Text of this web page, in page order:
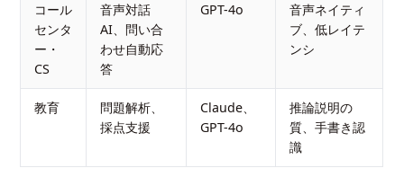
コール
センタ
ー・
CS
音声対話
AI、問い合
わせ自動応
答
GPT-4o
音声ネイティ
ブ、低レイテ
ンシ
教育
問題解析、
採点支援
Claude、
GPT-4o
推論説明の
質、手書き認
識